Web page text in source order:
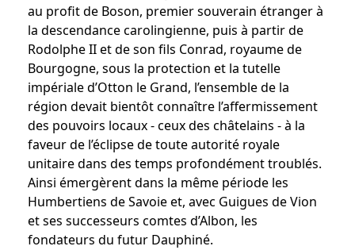
au profit de Boson, premier souverain étranger à
la descendance carolingienne, puis à partir de
Rodolphe II et de son fils Conrad, royaume de
Bourgogne, sous la protection et la tutelle
impériale d’Otton le Grand, l’ensemble de la
région devait bientôt connaître l’affermissement
des pouvoirs locaux - ceux des châtelains - à la
faveur de l’éclipse de toute autorité royale
unitaire dans des temps profondément troublés.
Ainsi émergèrent dans la même période les
Humbertiens de Savoie et, avec Guigues de Vion
et ses successeurs comtes d’Albon, les
fondateurs du futur Dauphiné.